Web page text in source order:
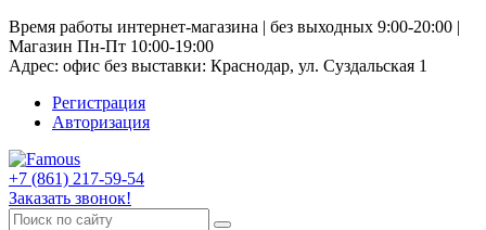
Время работы интернет-магазина | без выходных 9:00-20:00 |
Магазин Пн-Пт 10:00-19:00
Адрес: офис без выставки: Краснодар, ул. Суздальская 1
Регистрация
Авторизация
+7 (861) 217-59-54
Заказать звонок!